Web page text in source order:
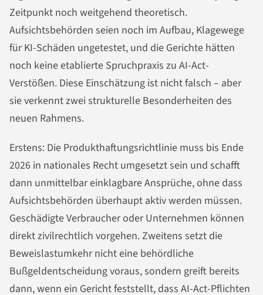
Zeitpunkt noch weitgehend theoretisch.
Aufsichtsbehörden seien noch im Aufbau, Klagewege
für KI-Schäden ungetestet, und die Gerichte hätten
noch keine etablierte Spruchpraxis zu AI-Act-
Verstößen. Diese Einschätzung ist nicht falsch – aber
sie verkennt zwei strukturelle Besonderheiten des
neuen Rahmens.
Erstens: Die Produkthaftungsrichtlinie muss bis Ende
2026 in nationales Recht umgesetzt sein und schafft
dann unmittelbar einklagbare Ansprüche, ohne dass
Aufsichtsbehörden überhaupt aktiv werden müssen.
Geschädigte Verbraucher oder Unternehmen können
direkt zivilrechtlich vorgehen. Zweitens setzt die
Beweislastumkehr nicht eine behördliche
Bußgeldentscheidung voraus, sondern greift bereits
dann, wenn ein Gericht feststellt, dass AI-Act-Pflichten